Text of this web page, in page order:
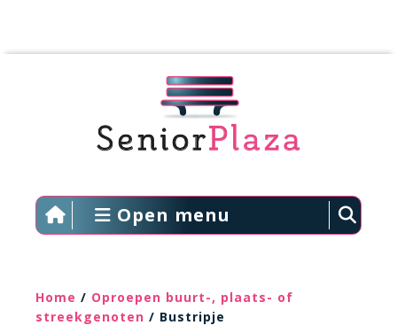
Open menu
Home / Oproepen buurt-, plaats- of
streekgenoten / Bustripje